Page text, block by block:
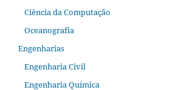
Ciência da Computação
Oceanografia
Engenharias
Engenharia Civil
Engenharia Química